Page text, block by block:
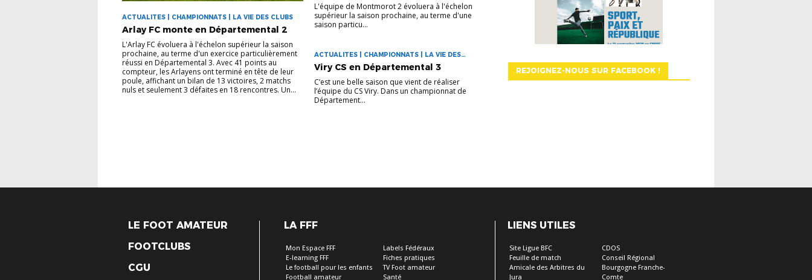
ACTUALITES | CHAMPIONNATS | LA VIE DES CLUBS
Arlay FC monte en Départemental 2
L'Arlay FC évoluera à l'échelon supérieur la saison
prochaine, au terme d'un exercice particulièrement
réussi en Départemental 3. Avec 41 points au
compteur, les Arlayens ont terminé en tête de leur
poule, affichant un bilan de 13 victoires, 2 matchs
nuls et seulement 3 défaites en 18 rencontres. Un...
L'équipe de Montmorot 2 évoluera à l'échelon
supérieur la saison prochaine, au terme d'une
saison particu...
ACTUALITES | CHAMPIONNATS | LA VIE DES
CLUBS
Viry CS en Départemental 3
C’est une belle saison que vient de réaliser
l’équipe du CS Viry. Dans un championnat de
Département...
REJOIGNEZ-NOUS SUR FACEBOOK !
LE FOOT AMATEUR
FOOTCLUBS
CGU
LA FFF
Mon Espace FFF
E-learning FFF
Le football pour les enfants
Football amateur
Labels Fédéraux
Fiches pratiques
TV Foot amateur
Santé
LIENS UTILES
Site Ligue BFC
Feuille de match
Amicale des Arbitres du
Jura
CDOS
Conseil Régional
Bourgogne Franche-
Comte